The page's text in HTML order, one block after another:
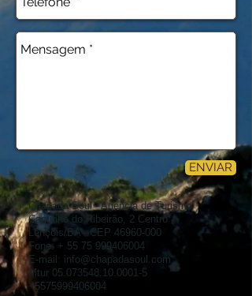
ENVIAR
Chapada Soul - Agência de Turismo
Caminho do Ribeirão, 2 Centro
Lençóis/BA - CEP 46960-000
Fone: + 55 75 999406004
E-mail: info@chapadasoul.com
Mtur 05.073548.10.0001-5
+5575999406004